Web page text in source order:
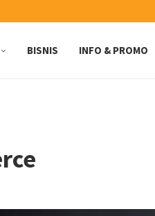
BISNIS INFO & PROMO